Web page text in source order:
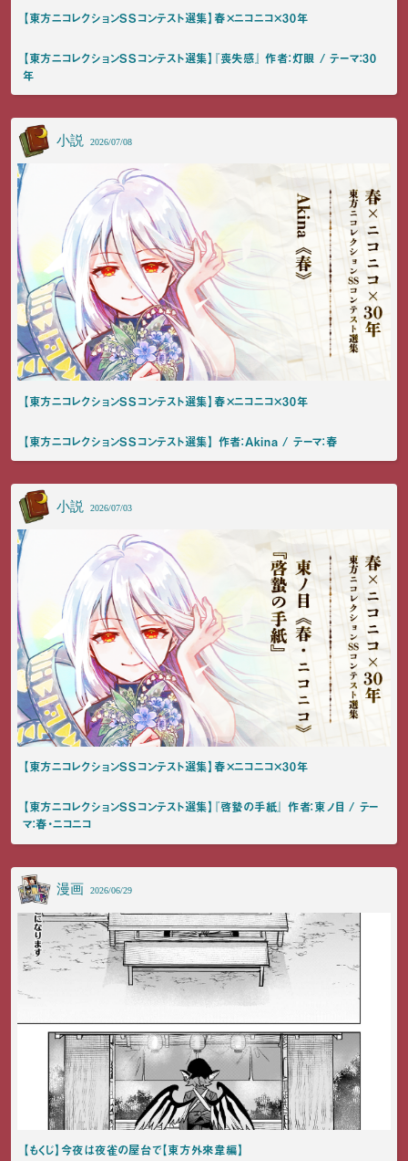
【東方ニコレクションSSコンテスト選集】春×ニコニコ×30年
【東方ニコレクションSSコンテスト選集】『喪失感』 作者：灯眼 / テーマ：30
年
小説 2026/07/08
【東方ニコレクションSSコンテスト選集】春×ニコニコ×30年
【東方ニコレクションSSコンテスト選集】 作者：Akina / テーマ：春
小説 2026/07/03
【東方ニコレクションSSコンテスト選集】春×ニコニコ×30年
【東方ニコレクションSSコンテスト選集】『啓蟄の手紙』 作者：東ノ目 / テー
マ：春・ニコニコ
漫画 2026/06/29
【もくじ】今夜は夜雀の屋台で【東方外來韋編】